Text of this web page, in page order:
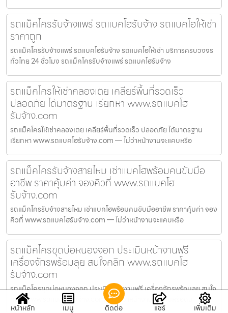
รถแม็คโครรับจ้างแพร่ รถแบคโฮรับจ้าง รถแบคโฮให้เช่า
ราคาถูก
รถแม็คโครรับจ้างแพร่ รถแบคโฮรับจ้าง รถแบคโฮให้เช่า บริการครบวงจร
ทั่วไทย 24 ชั่วโมง รถแม็คโครรับจ้างแพร่ รถแบคโฮรับจ้าง
รถแม็คโครให้เช่าคลองเตย เคลียร์พื้นที่รวดเร็ว
ปลอดภัย ได้มาตรฐาน เรียกหา www.รถแบคโฮ
รับจ้าง.com
รถแม็คโครให้เช่าคลองเตย เคลียร์พื้นที่รวดเร็ว ปลอดภัย ได้มาตรฐาน
เรียกหา www.รถแบคโฮรับจ้าง.com — ไม่ว่าหน้างานจะแคบหรือ
รถแม็คโครรับจ้างสายไหม เช่าแบคโฮพร้อมคนขับมือ
อาชีพ ราคาคุ้มค่า จองคิวที่ www.รถแบคโฮ
รับจ้าง.com
รถแม็คโครรับจ้างสายไหม เช่าแบคโฮพร้อมคนขับมืออาชีพ ราคาคุ้มค่า จอง
คิวที่ www.รถแบคโฮรับจ้าง.com — ไม่ว่าหน้างานจะแคบหรือ
รถแม็คโครขุดบ่อหนองจอก ประเมินหน้างานฟรี
เครื่องจักรพร้อมลุย สนใจคลิก www.รถแบคโฮ
รับจ้าง.com
รถแม็คโครขุดบ่อหนองจอก ประเมินหน้างานฟรี เครื่องจักรพร้อมลุย สนใจ
คลิก www.รถแบคโฮรับจ้าง.com — ไม่ว่าหน้างานจะแคบหรือดิน
หน้าหลัก เมนู ติดต่อ แชร์ เพิ่มเติม